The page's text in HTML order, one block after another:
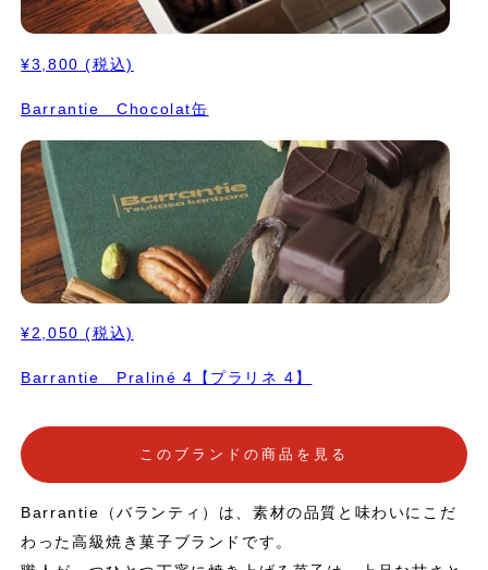
¥3,800 (税込)
Barrantie Chocolat缶
¥2,050 (税込)
Barrantie Praliné 4【プラリネ 4】
このブランドの商品を見る
Barrantie（バランティ）は、素材の品質と味わいにこだ
わった高級焼き菓子ブランドです。